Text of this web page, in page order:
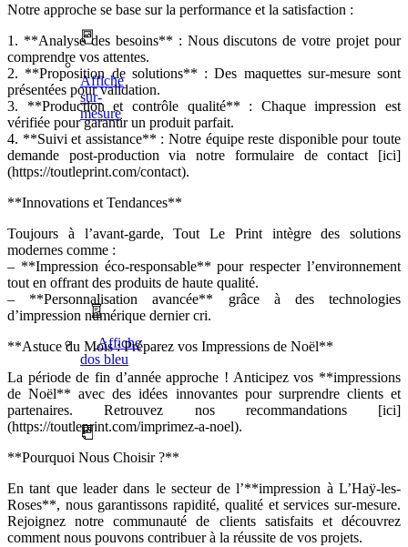
Affiche
dos bleu
Affiche
sur-
mesure
Notre approche se base sur la performance et la satisfaction :
1. **Analyse des besoins** : Nous discutons de votre projet pour
comprendre vos attentes.
2. **Proposition de solutions** : Des maquettes sur-mesure sont
présentées pour validation.
3. **Production et contrôle qualité** : Chaque impression est
vérifiée pour garantir un produit parfait.
4. **Suivi et assistance** : Notre équipe reste disponible pour toute
demande post-production via notre formulaire de contact [ici]
(https://toutleprint.com/contact).
**Innovations et Tendances**
Toujours à l’avant-garde, Tout Le Print intègre des solutions
modernes comme :
– **Impression éco-responsable** pour respecter l’environnement
tout en offrant des produits de haute qualité.
– **Personnalisation avancée** grâce à des technologies
d’impression numérique dernier cri.
**Astuce du Mois : Préparez vos Impressions de Noël**
La période de fin d’année approche ! Anticipez vos **impressions
de Noël** avec des idées innovantes pour surprendre clients et
partenaires. Retrouvez nos recommandations [ici]
(https://toutleprint.com/imprimez-a-noel).
**Pourquoi Nous Choisir ?**
En tant que leader dans le secteur de l’**impression à L’Haÿ-les-
Roses**, nous garantissons rapidité, qualité et services sur-mesure.
Rejoignez notre communauté de clients satisfaits et découvrez
comment nous pouvons contribuer à la réussite de vos projets.